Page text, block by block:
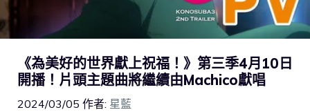
《為美好的世界獻上祝福！》第三季4月10日
開播！片頭主題曲將繼續由Machico獻唱
2024/03/05 作者: 星藍